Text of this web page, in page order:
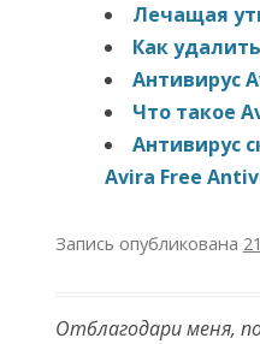
Лечащая
Как
Антивирус
Что такое
Антивирус
Avira Free
Запись опубликована
Отблагодари меня,